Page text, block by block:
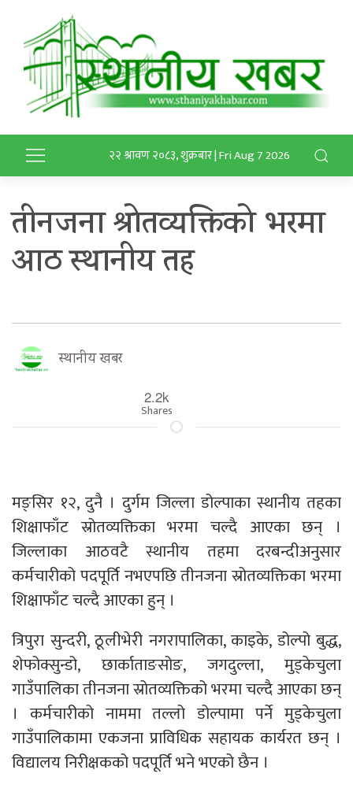
२२ श्रावण २०८३, शुक्रबार | Fri Aug 7 2026
तीनजना श्रोतव्यक्तिको भरमा
आठ स्थानीय तह
स्थानीय खबर
2.2k
Shares
मङ्सिर १२, दुनै । दुर्गम जिल्ला डोल्पाका स्थानीय तहका
शिक्षाफाँट स्रोतव्यक्तिका भरमा चल्दै आएका छन् ।
जिल्लाका आठवटै स्थानीय तहमा दरबन्दीअनुसार
कर्मचारीको पदपूर्ति नभएपछि तीनजना स्रोतव्यक्तिका भरमा
शिक्षाफाँट चल्दै आएका हुन् ।
त्रिपुरा सुन्दरी, ठूलीभेरी नगरापालिका, काइके, डोल्पो बुद्ध,
शेफोक्सुन्डो, छार्काताङसोङ, जगदुल्ला, मुड्केचुला
गाउँपालिका तीनजना स्रोतव्यक्तिको भरमा चल्दै आएका छन्
। कर्मचारीको नाममा तल्लो डोल्पामा पर्ने मुड्केचुला
गाउँपालिकामा एकजना प्राविधिक सहायक कार्यरत छन् ।
विद्यालय निरीक्षकको पदपूर्ति भने भएको छैन ।